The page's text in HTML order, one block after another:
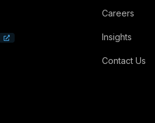
Careers
Insights
Contact Us